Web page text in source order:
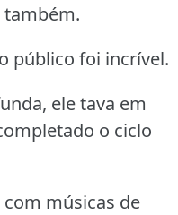
também.
público foi incrível.
ele tava em
o ciclo
músicas de